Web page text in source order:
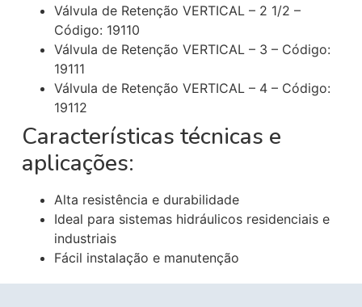
Válvula de Retenção VERTICAL – 2 1/2 –
Código: 19110
Válvula de Retenção VERTICAL – 3 – Código:
19111
Válvula de Retenção VERTICAL – 4 – Código:
19112
Características técnicas e
aplicações:
Alta resistência e durabilidade
Ideal para sistemas hidráulicos residenciais e
industriais
Fácil instalação e manutenção